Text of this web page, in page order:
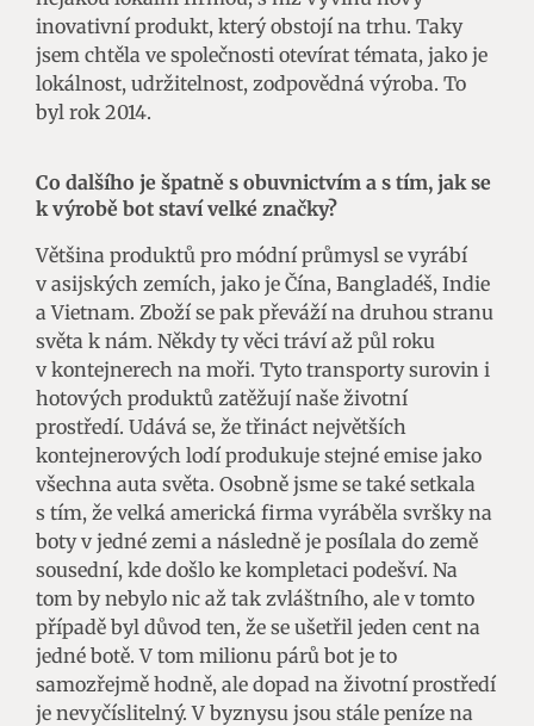
inovativní produkt, který obstojí na trhu. Taky
jsem chtěla ve společnosti otevírat témata, jako je
lokálnost, udržitelnost, zodpovědná výroba. To
byl rok 2014.
Co dalšího je špatně s obuvnictvím a s tím, jak se
k výrobě bot staví velké značky?
Většina produktů pro módní průmysl se vyrábí
v asijských zemích, jako je Čína, Bangladéš, Indie
a Vietnam. Zboží se pak převáží na druhou stranu
světa k nám. Někdy ty věci tráví až půl roku
v kontejnerech na moři. Tyto transporty surovin i
hotových produktů zatěžují naše životní
prostředí. Udává se, že třináct největších
kontejnerových lodí produkuje stejné emise jako
všechna auta světa. Osobně jsme se také setkala
s tím, že velká americká firma vyráběla svršky na
boty v jedné zemi a následně je posílala do země
sousední, kde došlo ke kompletaci podešví. Na
tom by nebylo nic až tak zvláštního, ale v tomto
případě byl důvod ten, že se ušetřil jeden cent na
jedné botě. V tom milionu párů bot je to
samozřejmě hodně, ale dopad na životní prostředí
je nevyčíslitelný. V byznysu jsou stále peníze na